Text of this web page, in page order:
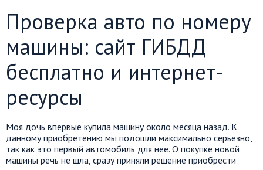
Проверка авто по номеру
машины: сайт ГИБДД
бесплатно и интернет-
ресурсы
Моя дочь впервые купила машину около месяца назад. К
данному приобретению мы подошли максимально серьезно,
так как это первый автомобиль для нее. О покупке новой
машины речь не шла, сразу приняли решение приобрести